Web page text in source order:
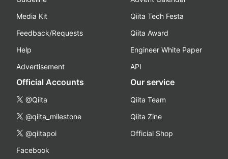
Media Kit
Feedback/Requests
Help
Advertisement
Qiita Tech Festa
Qiita Award
Engineer White Paper
API
Official Accounts
@Qiita
@qiita_milestone
@qiitapoi
Facebook
Our service
Qiita Team
Qiita Zine
Official Shop